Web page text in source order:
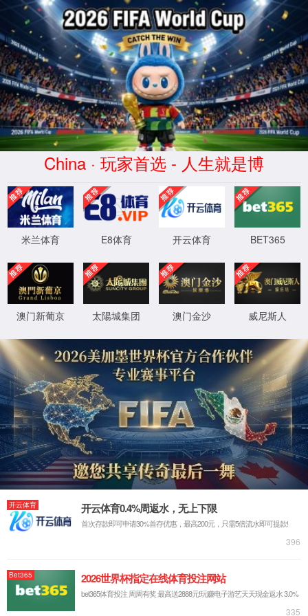
dhy大红鹰(中华)品牌公司
发生错误
很抱歉，服务暂时不可用。错误代码：500
XML 地图